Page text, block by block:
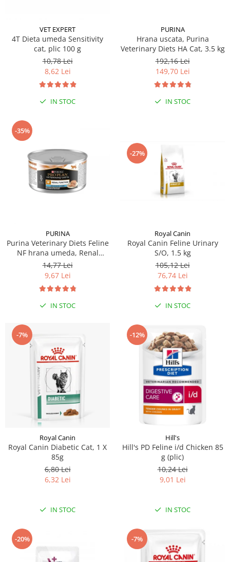
VET EXPERT
4T Dieta umeda Sensitivity
cat, plic 100 g
10,78 Lei
8,62 Lei
IN STOC
PURINA
Hrana uscata, Purina
Veterinary Diets HA Cat, 3.5 kg
192,16 Lei
149,70 Lei
IN STOC
-35%
PURINA
Purina Veterinary Diets Feline
NF hrana umeda, Renal
Function, 195 g
14,77 Lei
9,67 Lei
IN STOC
-27%
Royal Canin
Royal Canin Feline Urinary
S/O, 1.5 kg
105,12 Lei
76,74 Lei
IN STOC
-7%
Royal Canin
Royal Canin Diabetic Cat, 1 X
85g
6,80 Lei
6,32 Lei
IN STOC
-12%
Hill's
Hill's PD Feline i/d Chicken 85
g (plic)
10,24 Lei
9,01 Lei
IN STOC
-20% -7%